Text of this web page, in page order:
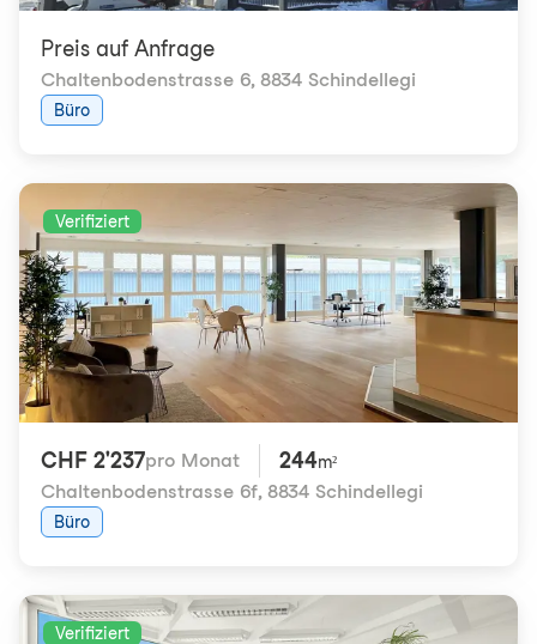
Preis auf Anfrage
Chaltenbodenstrasse 6, 8834 Schindellegi
Büro
Verifiziert
CHF 2'237pro Monat 244m²
Chaltenbodenstrasse 6f, 8834 Schindellegi
Büro
Verifiziert